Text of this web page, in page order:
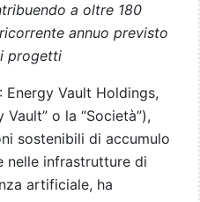
a oltre 180
annuo previsto
progetti
Energy Vault Holdings,
Vault” o la “Società”),
sostenibili di accumulo
nelle infrastrutture di
artificiale, ha